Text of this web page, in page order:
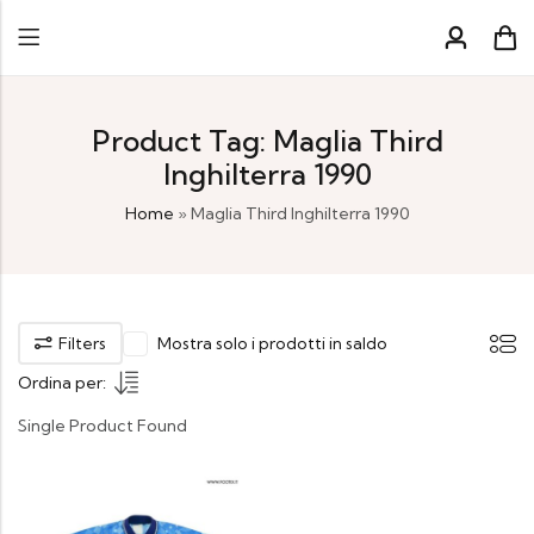
Product Tag: Maglia Third
Inghilterra 1990
Home » Maglia Third Inghilterra 1990
Filters
Mostra solo i prodotti in saldo
Ordina per:
Single Product Found